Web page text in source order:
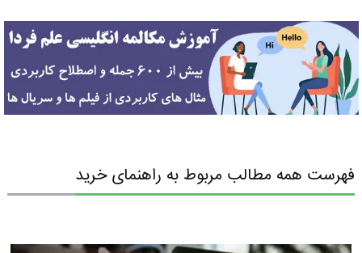
فهرست همه مطالب مربوط به راهنمای خرید